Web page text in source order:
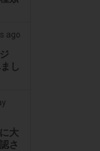
ago
し
大
さ